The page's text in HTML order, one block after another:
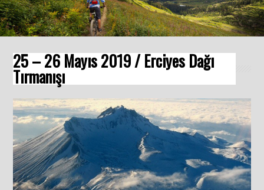
25 – 26 Mayıs 2019 / Erciyes Dağı
Tırmanışı